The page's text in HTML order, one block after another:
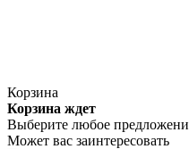
Корзина
Корзина ждет
Выберите любое
Может вас заинтересовать